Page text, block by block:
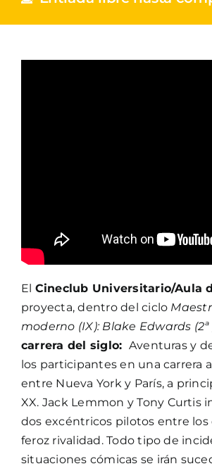
El Cineclub Universitario/Aula
proyecta, dentro del ciclo
moderno (IX): Blake Edwards
carrera del siglo: Aventuras y
los participantes en una carrera
entre Nueva York y París, a
XX. Jack Lemmon y Tony Curtis
dos excéntricos pilotos entre los
feroz rivalidad. Todo tipo de
situaciones cómicas se irán